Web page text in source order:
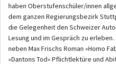
haben Oberstufenschüler/innen
dem ganzen Regierungsbezirk
die Gelegenheit den Schweizer
Lesung und im Gespräch zu
neben Max Frischs Roman »Homo
»Dantons Tod« Pflichtlektüre und